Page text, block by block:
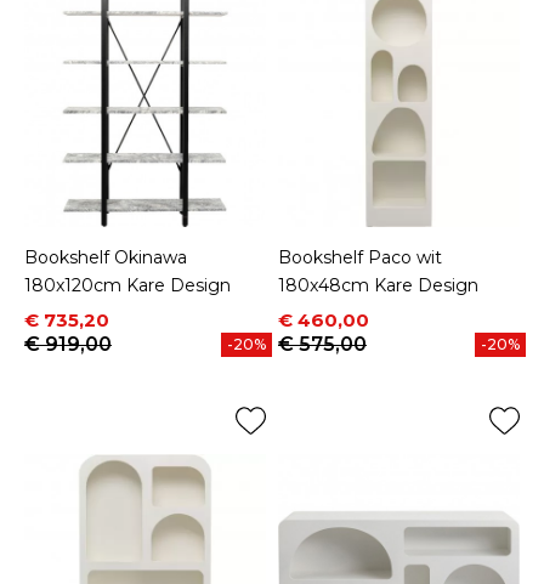
Bookshelf Okinawa
180x120cm Kare Design
Prijs
€ 735,20
Normale prijs
€ 919,00
-20%
Bookshelf Paco wit
180x48cm Kare Design
Prijs
€ 460,00
Normale prijs
€ 575,00
-20%